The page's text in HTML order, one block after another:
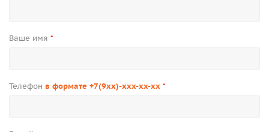
Ваше имя *
Телефон в формате +7(9xx)-xxx-xx-xx *